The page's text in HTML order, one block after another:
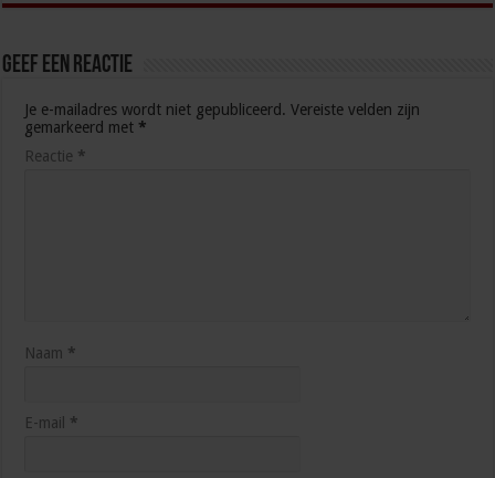
Geef een reactie
Je e-mailadres wordt niet gepubliceerd. Vereiste velden zijn
gemarkeerd met *
Reactie *
Naam *
E-mail *